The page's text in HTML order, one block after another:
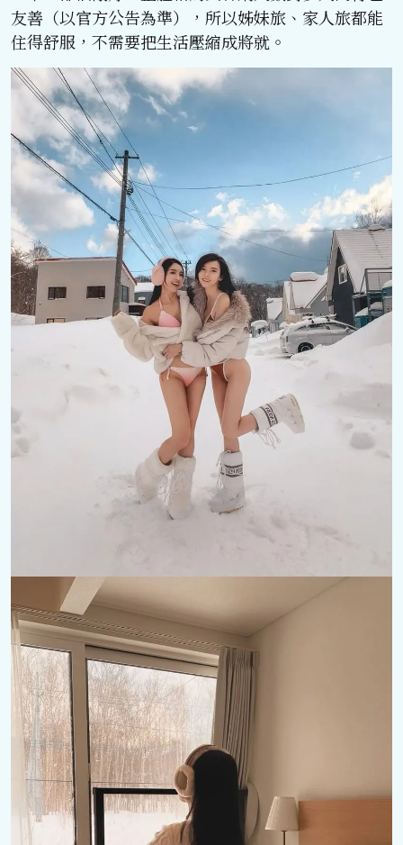
友善（以官方公告為準），所以姊妹旅、家人旅都能
住得舒服，不需要把生活壓縮成將就。